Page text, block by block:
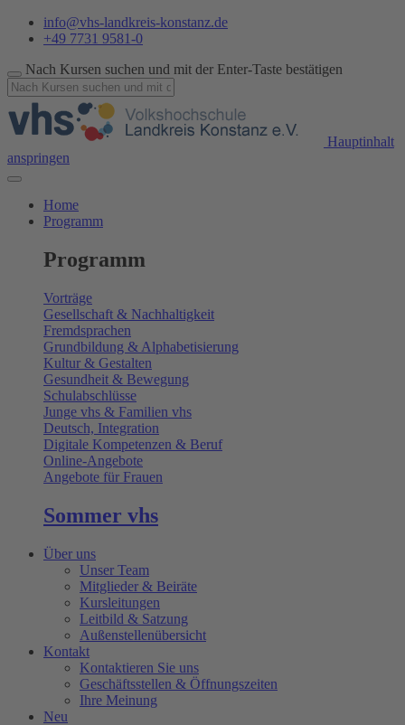
info@vhs-landkreis-konstanz.de
+49 7731 9581-0
Nach Kursen suchen und mit der Enter-Taste bestätigen
Hauptinhalt
anspringen
Home
Programm
Programm
Vorträge
Gesellschaft & Nachhaltigkeit
Fremdsprachen
Grundbildung & Alphabetisierung
Kultur & Gestalten
Gesundheit & Bewegung
Schulabschlüsse
Junge vhs & Familien vhs
Deutsch, Integration
Digitale Kompetenzen & Beruf
Online-Angebote
Angebote für Frauen
Sommer vhs
Über uns
Unser Team
Mitglieder & Beiräte
Kursleitungen
Leitbild & Satzung
Außenstellenübersicht
Kontakt
Kontaktieren Sie uns
Geschäftsstellen & Öffnungszeiten
Ihre Meinung
Neu